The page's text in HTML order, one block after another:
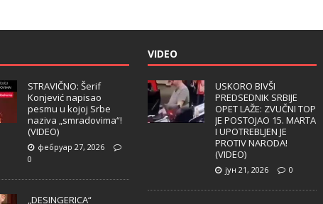
STRAVIČNO: Šerif
Konjević napisao
pesmu u kojoj Srbe
naziva „smradovima“!
(VIDEO)
фебруар 27, 2026
0
„DESINGERICA“
VIDEO
USKORO BIVŠI
PREDSEDNIK SRBIJE
OPET LAŽE: ZVUČNI TOP
JE POSTOJAO 15. MARTA
I UPOTREBLJEN JE
PROTIV NARODA!
(VIDEO)
јун 21, 2026 0